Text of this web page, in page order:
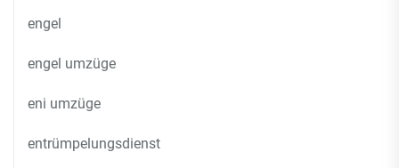
engel
engel umzüge
eni umzüge
entrümpelungsdienst